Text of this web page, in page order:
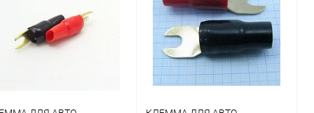
В наличии: 99шт.
Сравнение
В
избранное
В наличии: 59шт.